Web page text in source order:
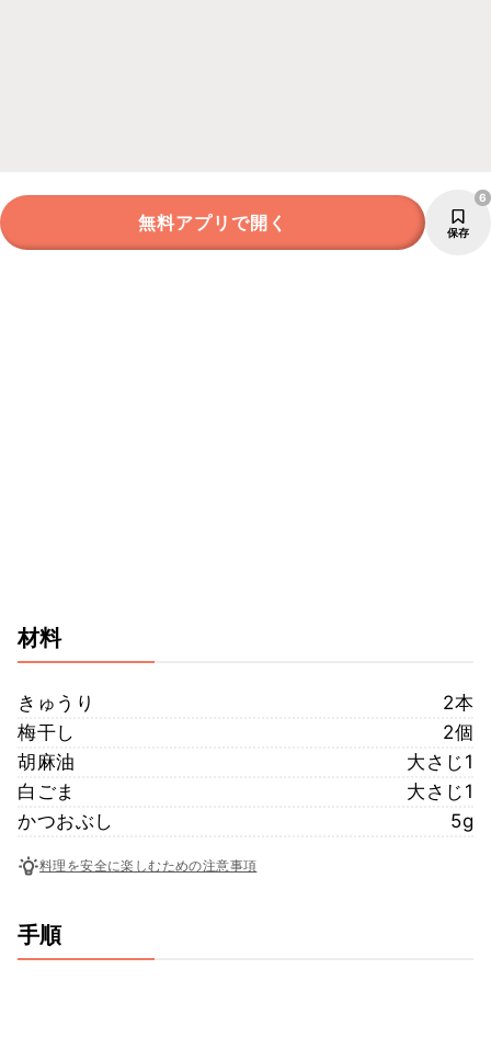
無料アプリで開く 保存
6
材料
きゅうり
2本
梅干し
2個
胡麻油
大さじ1
白ごま
大さじ1
かつおぶし
5g
料理を安全に楽しむための注意事項
手順